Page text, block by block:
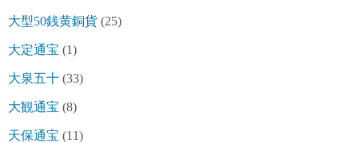
大型50銭黄銅貨 (25)
大定通宝 (1)
大泉五十 (33)
大観通宝 (8)
天保通宝 (11)